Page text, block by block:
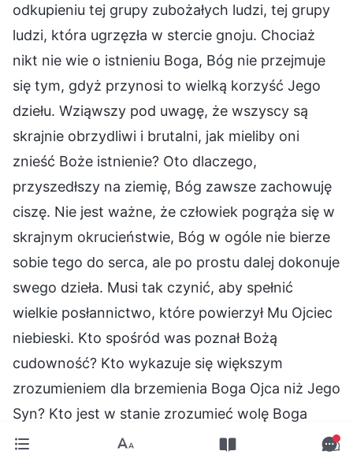
odkupieniu tej grupy zubożałych ludzi, tej grupy
ludzi, która ugrzęzła w stercie gnoju. Chociaż
nikt nie wie o istnieniu Boga, Bóg nie przejmuje
się tym, gdyż przynosi to wielką korzyść Jego
dziełu. Wziąwszy pod uwagę, że wszyscy są
skrajnie obrzydliwi i brutalni, jak mieliby oni
znieść Boże istnienie? Oto dlaczego,
przyszedłszy na ziemię, Bóg zawsze zachowuję
ciszę. Nie jest ważne, że człowiek pogrąża się w
skrajnym okrucieństwie, Bóg w ogóle nie bierze
sobie tego do serca, ale po prostu dalej dokonuje
swego dzieła. Musi tak czynić, aby spełnić
wielkie posłannictwo, które powierzył Mu Ojciec
niebieski. Kto spośród was poznał Bożą
cudowność? Kto wykazuje się większym
zrozumieniem dla brzemienia Boga Ojca niż Jego
Syn? Kto jest w stanie zrozumieć wolę Boga
Ojca? Przebywający w niebiosach Duch Boga